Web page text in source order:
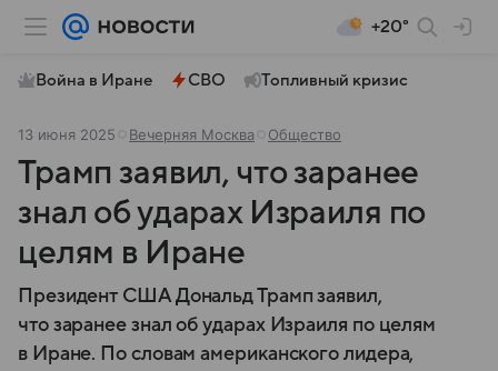
+20°
Война в Иране СВО Топливный кризис
13 июня 2025 Вечерняя Москва Общество
Трамп заявил, что заранее
знал об ударах Израиля по
целям в Иране
Президент США Дональд Трамп заявил,
что заранее знал об ударах Израиля по целям
в Иране. По словам американского лидера,